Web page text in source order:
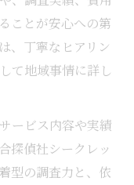
ことが安心への第
、丁寧なヒアリン
て地域事情に詳し
ービス内容や実績
探偵社シークレッ
型の調査力と、依